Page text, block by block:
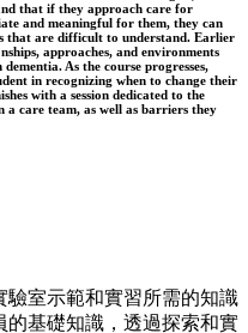
that if they approach care for
and meaningful for them, they can
that are difficult to understand. Earlier
approaches, and environments
As the course progresses,
in recognizing when to change their
with a session dedicated to the
care team, as well as barriers they
室示範和實習所需的知識
基礎知識，透過探索和實